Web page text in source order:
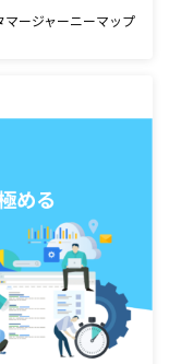
ージャーニーマップ